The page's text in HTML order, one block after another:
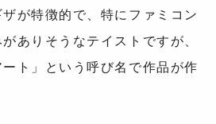
が特徴的で、特にファミコン
ありそうなテイストですが、
ト」という呼び名で作品が作